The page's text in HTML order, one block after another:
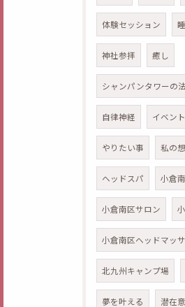
体験セッション
神社参拝 癒し
シャンパンタワーの
自律神経 イベント
やりたい事 私の
ヘッドスパ 小倉
小倉南区サロン
小倉南区ヘッドマッ
北九州キャンプ場
夢を叶える 潜在